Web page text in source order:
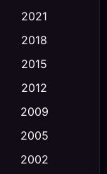
(23)
(470)
(352)
2021
2018
2015
2012
2009
2005
2002